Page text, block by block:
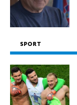
SPORT